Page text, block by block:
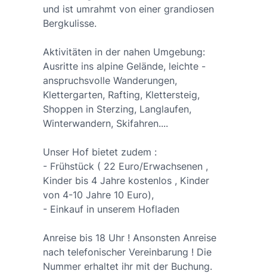
und ist umrahmt von einer grandiosen
Bergkulisse.
Aktivitäten in der nahen Umgebung:
Ausritte ins alpine Gelände, leichte -
anspruchsvolle Wanderungen,
Klettergarten, Rafting, Klettersteig,
Shoppen in Sterzing, Langlaufen,
Winterwandern, Skifahren....
Unser Hof bietet zudem :
- Frühstück ( 22 Euro/Erwachsenen ,
Kinder bis 4 Jahre kostenlos , Kinder
von 4-10 Jahre 10 Euro),
- Einkauf in unserem Hofladen
Anreise bis 18 Uhr ! Ansonsten Anreise
nach telefonischer Vereinbarung ! Die
Nummer erhaltet ihr mit der Buchung.